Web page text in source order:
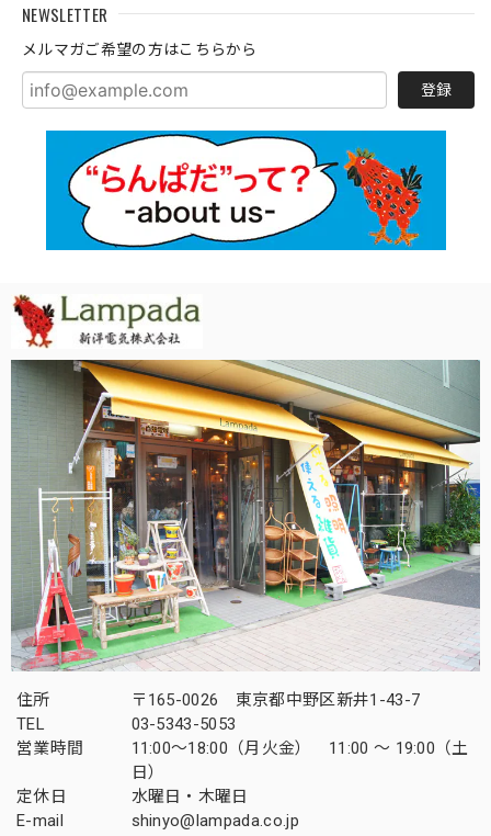
NEWSLETTER
メルマガご希望の方はこちらから
登録
住所
〒165-0026 東京都中野区新井1-43-7
TEL
03-5343-5053
営業時間
11:00～18:00（月火金） 11:00 ～ 19:00（土
日）
定休日
水曜日・木曜日
E-mail
shinyo@lampada.co.jp